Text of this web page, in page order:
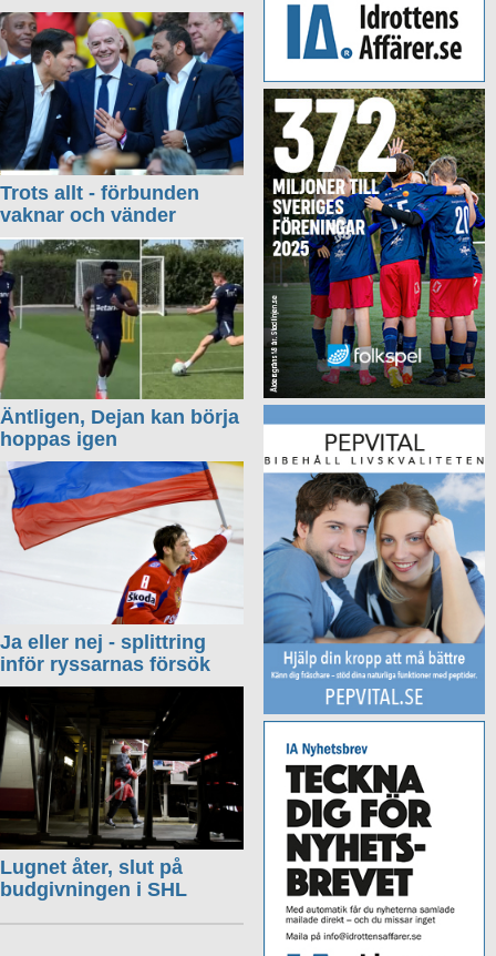
Trots allt - förbunden
vaknar och vänder
Äntligen, Dejan kan börja
hoppas igen
Ja eller nej - splittring
inför ryssarnas försök
Lugnet åter, slut på
budgivningen i SHL